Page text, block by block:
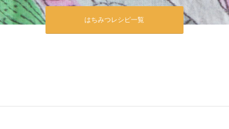
はちみつレシピ一覧